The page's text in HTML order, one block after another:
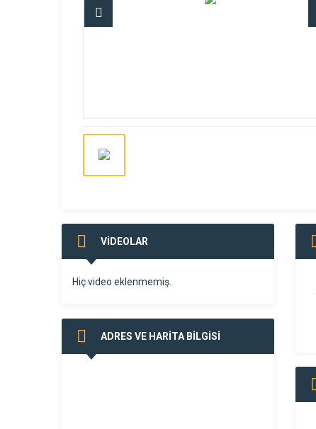
VİDEOLAR
Hiç video eklenmemiş.
ADRES VE HARİTA BİLGİSİ